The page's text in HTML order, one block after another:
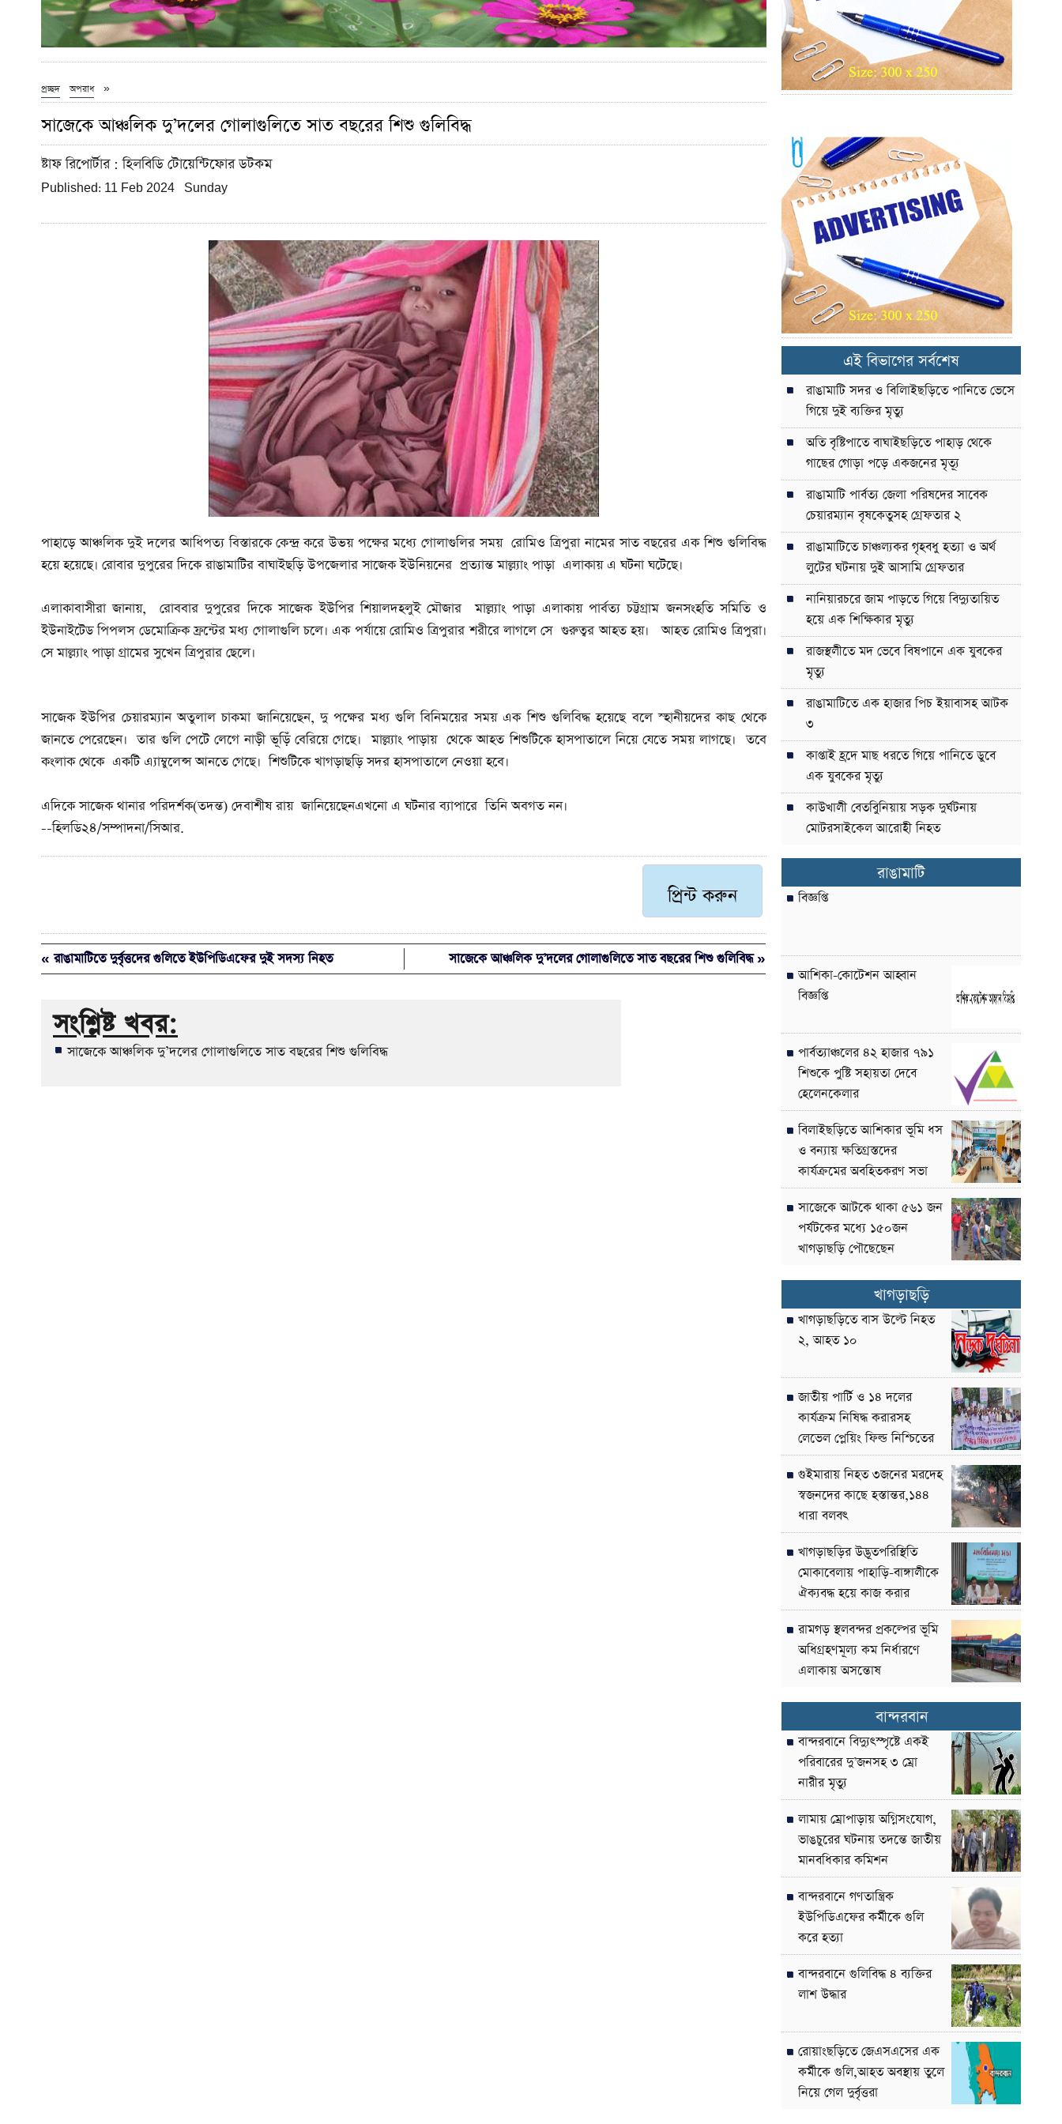
প্রচ্ছদ »
অপরাধ
সাজেকে আঞ্চলিক দু’দলের গোলাগুলিতে সাত বছরের শিশু গুলিবিদ্ধ
ষ্টাফ রিপোর্টার: হিলবিডি টোয়েন্টিফোর ডটকম
Published: 11 Feb 2024 Sunday
পাহাড়ে আঞ্চলিক দুই দলের আধিপত্য বিস্তারকে কেন্দ্র করে উভয় পক্ষের মধ্যে গোলাগুলির সময় রোমিও ত্রিপুরা নামের সাত বছরের এক শিশু গুলিবিদ্ধ
হয়ে হয়েছে। রোবার দুপুরের দিকে রাঙামাটির বাঘাইছড়ি উপজেলার সাজেক ইউনিয়নের প্রত্যান্ত মাল্ল্যাং পাড়া এলাকায় এ ঘটনা ঘটেছে।
এলাকাবাসীরা জানায়, রোববার দুপুরের দিকে সাজেক ইউপির শিয়ালদহলুই মৌজার মাল্ল্যাং পাড়া এলাকায় পার্বত্য চট্টগ্রাম জনসংহতি সমিতি ও
ইউনাইটেড পিপলস ডেমোক্রিক ফ্রন্টের মধ্য গোলাগুলি চলে। এক পর্যায়ে রোমিও ত্রিপুরার শরীরে লাগলে সে গুরুত্বর আহত হয়। আহত রোমিও ত্রিপুরা।
সে মাল্ল্যাং পাড়া গ্রামের সুখেন ত্রিপুরার ছেলে।
সাজেক ইউপির চেয়ারম্যান অতুলাল চাকমা জানিয়েছেন, দু পক্ষের মধ্য গুলি বিনিময়ের সময় এক শিশু গুলিবিদ্ধ হয়েছে বলে স্হানীয়দের কাছ থেকে
জানতে পেরেছেন। তার গুলি পেটে লেগে নাড়ী ভূড়িঁ বেরিয়ে গেছে। মাল্ল্যাং পাড়ায় থেকে আহত শিশুটিকে হাসপাতালে নিয়ে যেতে সময় লাগছে। তবে
কংলাক থেকে একটি এ্যাম্বুলেন্স আনতে গেছে। শিশুটিকে খাগড়াছড়ি সদর হাসপাতালে নেওয়া হবে।
এদিকে সাজেক থানার পরিদর্শক(তদন্ত) দেবাশীষ রায় জানিয়েছেনএখনো এ ঘটনার ব্যাপারে তিনি অবগত নন।
--হিলডি২৪/সম্পাদনা/সিআর.
প্রিন্ট করুন
« রাঙামাটিতে দুর্বৃত্তদের গুলিতে ইউপিডিএফের দুই সদস্য নিহত সাজেকে আঞ্চলিক দু’দলের গোলাগুলিতে সাত বছরের শিশু গুলিবিদ্ধ »
সংশ্লিষ্ট খবর:
সাজেকে আঞ্চলিক দু’দলের গোলাগুলিতে সাত বছরের শিশু গুলিবিদ্ধ
এই বিভাগের সর্বশেষ
রাঙামাটি সদর ও বিলািইছড়িতে পানিতে ভেসে
গিয়ে দুই ব্যক্তির মৃত্যু
অতি বৃষ্টিপাতে বাঘাইছড়িতে পাহাড় থেকে
গাছের গোড়া পড়ে একজনের মৃত্যূ
রাঙামাটি পার্বত্য জেলা পরিষদের সাবেক
চেয়ারম্যান বৃষকেতুসহ গ্রেফতার ২
রাঙামাটিতে চাঞ্চল্যকর গৃহবধু হত্যা ও অর্থ
লুটের ঘটনায় দুই আসামি গ্রেফতার
নানিয়ারচরে জাম পাড়তে গিয়ে বিদ্যুতায়িত
হয়ে এক শিক্ষিকার মৃত্যু
রাজস্থলীতে মদ ভেবে বিষপানে এক যুবকের
মৃত্যু
রাঙামাটিতে এক হাজার পিচ ইয়াবাসহ আটক
৩
কাপ্তাই হ্রদে মাছ ধরতে গিয়ে পানিতে ডুবে
এক যুবকের মৃত্যু
কাউখালী বেতবুিনিয়ায় সড়ক দুর্ঘটনায়
মোটরসাইকেল আরোহী নিহত
রাঙামাটি
বিজ্ঞপ্তি
আশিকা-কোটেশন আহ্বান
বিজ্ঞপ্তি
পার্বত্যাঞ্চলের ৪২ হাজার ৭৯১
শিশুকে পুষ্টি সহায়তা দেবে
হেলেনকেলার
বিলাইছড়িতে আশিকার ভূমি ধস
ও বন্যায় ক্ষতিগ্রস্তদের
কার্যক্রমের অবহিতকরণ সভা
সাজেকে আটকে থাকা ৫৬১ জন
পর্যটকের মধ্যে ১৫০জন
খাগড়াছড়ি পৌছেছেন
খাগড়াছড়ি
খাগড়াছড়িতে বাস উল্টে নিহত
২, আহত ১০
জাতীয় পার্টি ও ১৪ দলের
কার্যক্রম নিষিদ্ধ করারসহ
লেভেল প্লেয়িং ফিল্ড নিশ্চিতের
দাবী
গুইমারায় নিহত ৩জনের মরদেহ
স্বজনদের কাছে হস্তান্তর,১৪৪
ধারা বলবৎ
খাগড়াছড়ির উদ্ভূতপরিস্থিতি
মোকাবেলায় পাহাড়ি-বাঙ্গালীকে
ঐক্যবদ্ধ হয়ে কাজ করার
আহ্বান-পার্বত্য উপদেষ্টা
রামগড় স্থলবন্দর প্রকল্পের ভূমি
অধিগ্রহণমূল্য কম নির্ধারণে
এলাকায় অসন্তোষ
বান্দরবান
বান্দরবানে বিদ্যুৎস্পৃষ্টে একই
পরিবারের দু’জনসহ ৩ ম্রো
নারীর মৃত্যু
লামায় ম্রোপাড়ায় অগ্নিসংযোগ,
ভাঙচুরের ঘটনায় তদন্তে জাতীয়
মানবধিকার কমিশন
বান্দরবানে গণতান্ত্রিক
ইউপিডিএফের কর্মীকে গুলি
করে হত্যা
বান্দরবানে গুলিবিদ্ধ ৪ ব্যক্তির
লাশ উদ্ধার
রোয়াংছড়িতে জেএসএসের এক
কর্মীকে গুলি,আহত অবস্থায় তুলে
নিয়ে গেল দুর্বৃত্তরা